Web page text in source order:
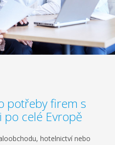
potřeby firem s
celé Evropě
hotelnictví nebo